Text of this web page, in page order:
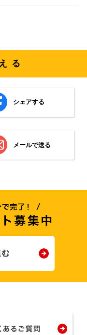
る
シェアする
メールで送る